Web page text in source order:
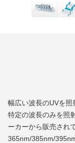
幅広い波長のUVを
特定の波長のみを照
ーカーから販売され
365nm/385nm/